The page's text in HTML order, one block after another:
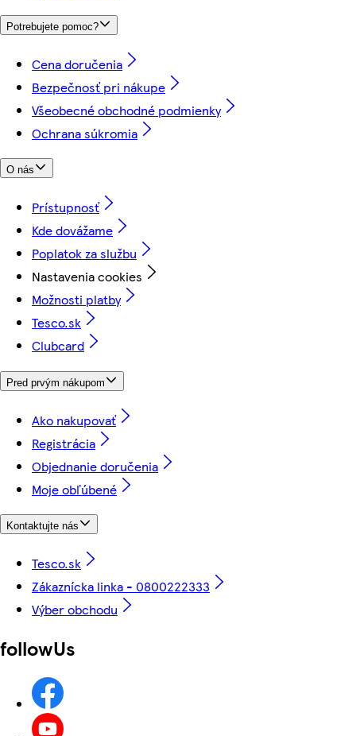
Potrebujete pomoc?
Cena doručenia
Bezpečnosť pri nákupe
Všeobecné obchodné podmienky
Ochrana súkromia
O nás
Prístupnosť
Kde dovážame
Poplatok za službu
Nastavenia cookies
Možnosti platby
Tesco.sk
Clubcard
Pred prvým nákupom
Ako nakupovať
Registrácia
Objednanie doručenia
Moje obľúbené
Kontaktujte nás
Tesco.sk
Zákaznícka linka - 0800222333
Výber obchodu
followUs